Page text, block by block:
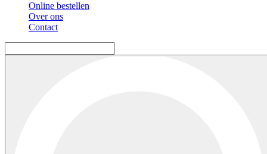
Online bestellen
Over ons
Contact